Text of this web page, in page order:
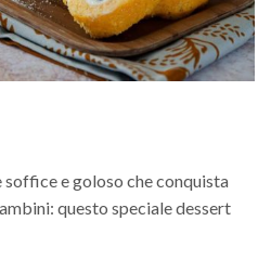
e goloso che conquista
questo speciale dessert